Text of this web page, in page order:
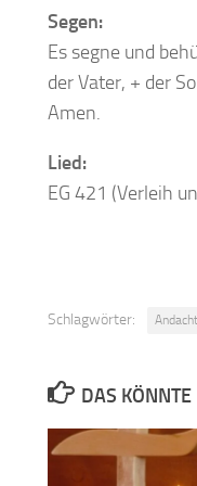
Segen:
Es segne und
der Vater, + der
Amen.
Lied:
EG 421 (Verleih
Schlagwörter: Andacht
DAS